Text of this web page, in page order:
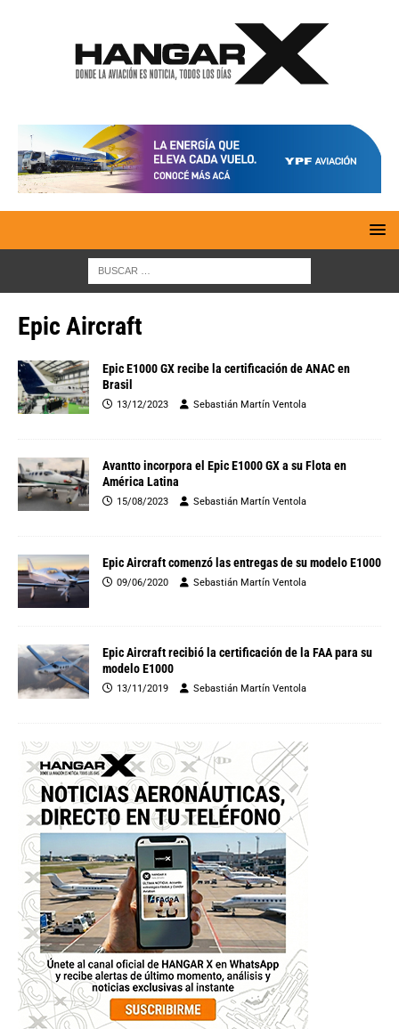
Epic Aircraft
Epic E1000 GX recibe la certificación de ANAC en
Brasil
13/12/2023 Sebastián Martín Ventola
Avantto incorpora el Epic E1000 GX a su Flota en
América Latina
15/08/2023 Sebastián Martín Ventola
Epic Aircraft comenzó las entregas de su modelo E1000
09/06/2020 Sebastián Martín Ventola
Epic Aircraft recibió la certificación de la FAA para su
modelo E1000
13/11/2019 Sebastián Martín Ventola